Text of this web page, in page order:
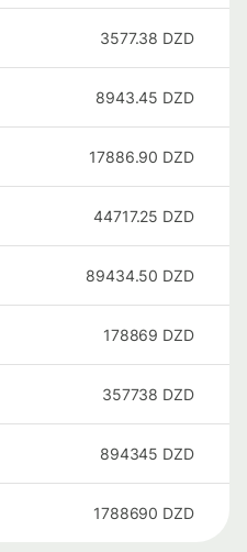
3577.38 DZD
8943.45 DZD
17886.90 DZD
44717.25 DZD
89434.50 DZD
178869 DZD
357738 DZD
894345 DZD
1788690 DZD